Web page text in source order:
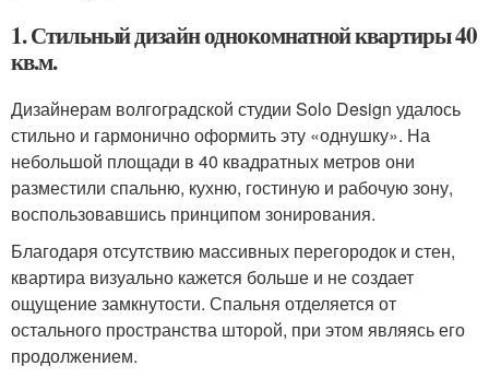
1. Стильный дизайн однокомнатной квартиры 40
кв.м.
Дизайнерам волгоградской студии Solo Design удалось
стильно и гармонично оформить эту «однушку». На
небольшой площади в 40 квадратных метров они
разместили спальню, кухню, гостиную и рабочую зону,
воспользовавшись принципом зонирования.
Благодаря отсутствию массивных перегородок и стен,
квартира визуально кажется больше и не создает
ощущение замкнутости. Спальня отделяется от
остального пространства шторой, при этом являясь его
продолжением.